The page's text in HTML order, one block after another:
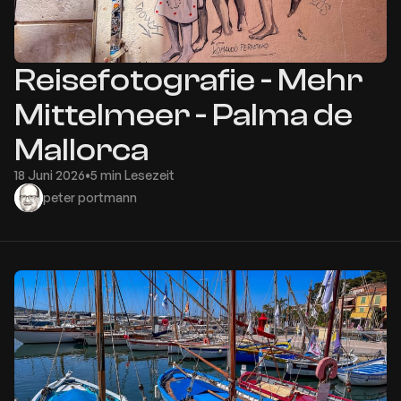
Reisefotografie - Mehr
Mittelmeer - Palma de
Mallorca
18 Juni 2026•5 min Lesezeit
peter portmann